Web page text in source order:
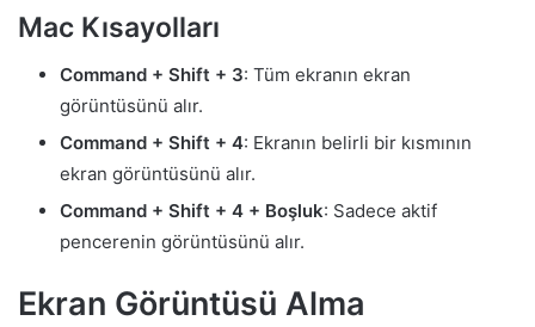
Mac Kısayolları
Command + Shift + 3: Tüm ekranın ekran
görüntüsünü alır.
Command + Shift + 4: Ekranın belirli bir kısmının
ekran görüntüsünü alır.
Command + Shift + 4 + Boşluk: Sadece aktif
pencerenin görüntüsünü alır.
Ekran Görüntüsü Alma